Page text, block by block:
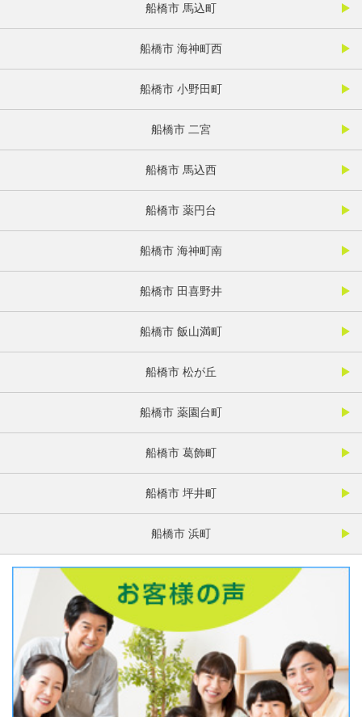
船橋市 馬込町
船橋市 海神町西
船橋市 小野田町
船橋市 二宮
船橋市 馬込西
船橋市 薬円台
船橋市 海神町南
船橋市 田喜野井
船橋市 飯山満町
船橋市 松が丘
船橋市 薬園台町
船橋市 葛飾町
船橋市 坪井町
船橋市 浜町